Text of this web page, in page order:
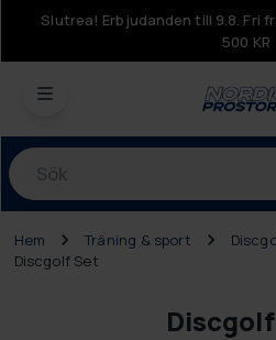
Slutrea! Erbjudanden till 9.8. Fri
500 KR
Produkter
Hem Träning & sport
Discgolf Set